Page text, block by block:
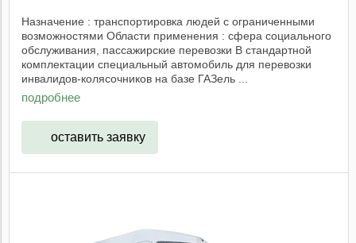
Назначение : транспортировка людей с ограниченными
возможностями Области применения : сфера социального
обслуживания, пассажирские перевозки В стандартной
комплектации специальный автомобиль для перевозки
инвалидов-колясочников на базе ГАЗель ...
подробнее
оставить заявку